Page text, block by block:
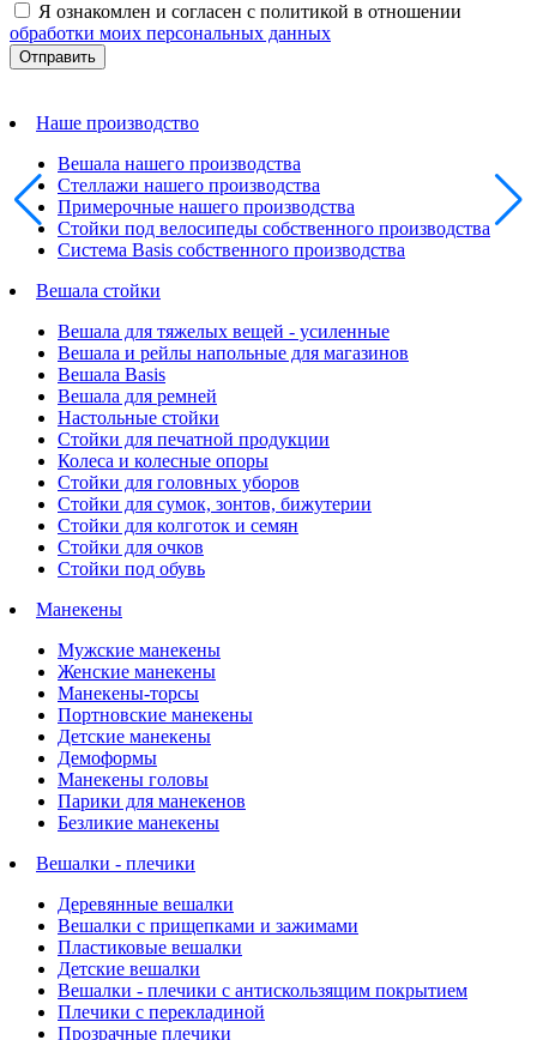
Я ознакомлен и согласен с политикой в отношении
обработки моих персональных данных
Наше производство
Вешала нашего производства
Стеллажи нашего производства
Примерочные нашего производства
Стойки под велосипеды собственного производства
Система Basis собственного производства
Вешала стойки
Вешала для тяжелых вещей - усиленные
Вешала и рейлы напольные для магазинов
Вешала Basis
Вешала для ремней
Настольные стойки
Стойки для печатной продукции
Колеса и колесные опоры
Стойки для головных уборов
Стойки для сумок, зонтов, бижутерии
Стойки для колготок и семян
Стойки для очков
Стойки под обувь
Манекены
Мужские манекены
Женские манекены
Манекены-торсы
Портновские манекены
Детские манекены
Демоформы
Манекены головы
Парики для манекенов
Безликие манекены
Вешалки - плечики
Деревянные вешалки
Вешалки с прищепками и зажимами
Пластиковые вешалки
Детские вешалки
Вешалки - плечики с антискользящим покрытием
Плечики с перекладиной
Прозрачные плечики